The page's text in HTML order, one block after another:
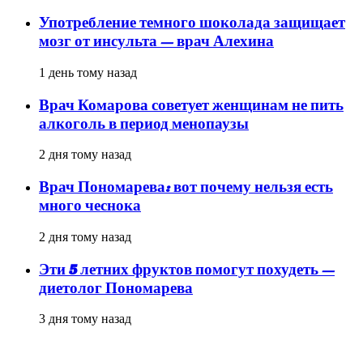
Употребление темного шоколада защищает
мозг от инсульта — врач Алехина
1 день тому назад
Врач Комарова советует женщинам не пить
алкоголь в период менопаузы
2 дня тому назад
Врач Пономарева: вот почему нельзя есть
много чеснока
2 дня тому назад
Эти 5 летних фруктов помогут похудеть —
диетолог Пономарева
3 дня тому назад